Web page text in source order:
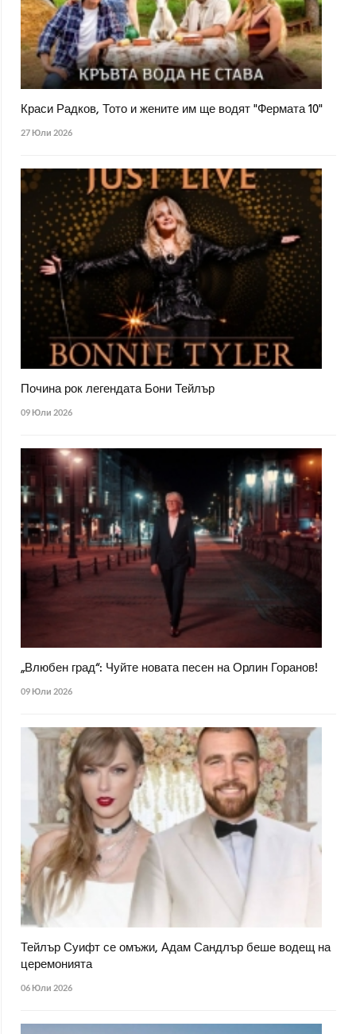
Краси Радков, Тото и жените им ще водят "Фермата 10"
27 Юли 2026
Почина рок легендата Бони Тейлър
09 Юли 2026
„Влюбен град“: Чуйте новата песен на Орлин Горанов!
09 Юли 2026
Тейлър Суифт се омъжи, Адам Сандлър беше водещ на
церемонията
06 Юли 2026